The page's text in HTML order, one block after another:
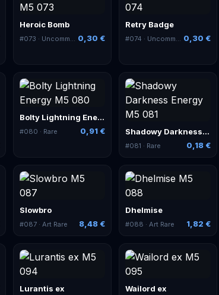
Heroic Bomb
#073 · Uncommon 0,30 €
Retry Badge
#074 · Uncommon 0,30 €
Bolty Lightning Energy
#080 · Rare 0,91 € Shadowy Darkness Energy
#081 · Rare 0,18 €
Slowbro
#087 · Art Rare 8,48 €
Dhelmise
#088 · Art Rare 1,82 €
Lurantis ex Wailord ex